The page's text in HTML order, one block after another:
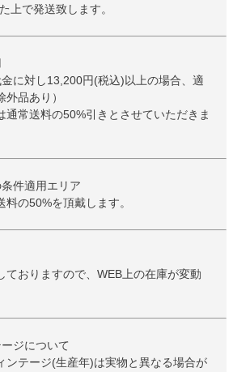
上で発送致します。
に対し13,200円(税込)以上の場合、適
品あり）
常送料の50%引きとさせていただきま
件適用エリア
の50%を頂戴します。
ておりますので、WEB上の在庫が変動
ジについて
ンテージ(生産年)は実物と異なる場合が